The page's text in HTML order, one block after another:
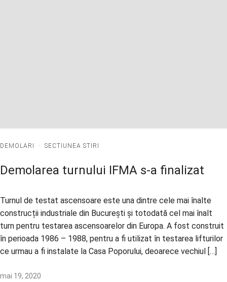
DEMOLARI · SECTIUNEA STIRI
Demolarea turnului IFMA s-a finalizat
Turnul de testat ascensoare este una dintre cele mai înalte
construcții industriale din București și totodată cel mai înalt
turn pentru testarea ascensoarelor din Europa. A fost construit
în perioada 1986 – 1988, pentru a fi utilizat în testarea lifturilor
ce urmau a fi instalate la Casa Poporului, deoarece vechiul […]
mai 19, 2020